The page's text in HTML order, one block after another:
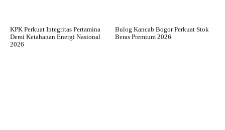
KPK Perkuat Integritas Pertamina
Demi Ketahanan Energi Nasional
2026
Bulog Kancab Bogor Perkuat Stok
Beras Premium 2026